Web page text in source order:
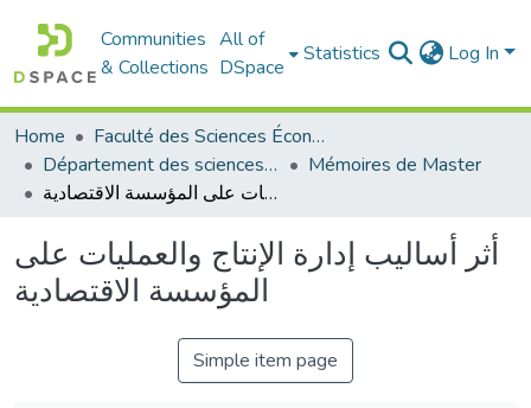
Communities
& Collections
All of
DSpace
Statistics Log In
Home
Faculté des Sciences Économiques Commerciales et des Sciences de Gestion
Département des sciences de gestion
Mémoires de Master
أثر أساليب إدارة الإنتاج والعمليات على المؤسسة الاقتصادية
أثر أساليب إدارة الإنتاج والعمليات على
المؤسسة الاقتصادية
Simple item page